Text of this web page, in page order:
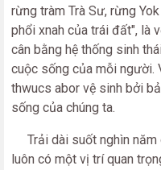
rừng tràm Trà Sư, rừng
phổi xnah của trái đất", là
cân bằng hệ thống sinh
cuộc sống của mỗi người.
thwucs abor vệ sinh bởi
sống của chúng ta.
Trải dài suốt nghìn năm
luôn có một vị trí quan